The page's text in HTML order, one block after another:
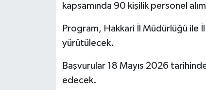
kapsamında 90 kişilik personel
Program, Hakkari İl Müdürlüğü ile
yürütülecek.
Başvurular 18 Mayıs 2026
edecek.